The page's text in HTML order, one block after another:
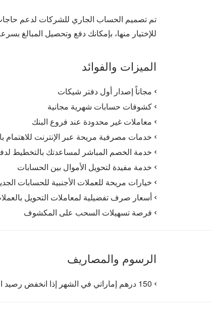
تم تصميم الحساب الجاري للشركات لدعم حاجات
للإختيار منها، بإمكانك دفع وتحصيل المبالغ بسرعة وسهولة. أنت بحاجة
الميزات والفوائد
مجاناً إصدار أول دفتر شيكات
كشوفات حسابات شهرية مجانية
معاملات غير محدودة عند فروع البنك
خدمات مصرفية مريحة عبر الإنترنت للاهتمام
خدمة الخصم المباشر لمساعدتك بالتخطيط
خدمة مفيدة لتحويل الأموال بين الحسابات
خيارات مريحة للعملات الأجنبية للحسابات
أسعار صرف تفضيلية لمعاملات التحويل
فرصة تسهيلات السحب على المكشوف
الرسوم والمصاريف
150 درهم إماراتي في الشهر إذا انخفض رصيد الحساب عن 50,000 درهم إماراتي.